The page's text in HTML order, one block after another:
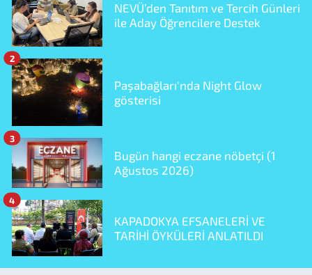
NEVÜ’den Tanıtım ve Tercih Günleri
ile Aday Öğrencilere Destek
Paşabağları'nda Night Glow
gösterisi
2
Bugün hangi eczane nöbetçi (1
Ağustos 2026)
3
KAPADOKYA EFSANELERİ VE
TARİHİ ÖYKÜLERİ ANLATILDI
4